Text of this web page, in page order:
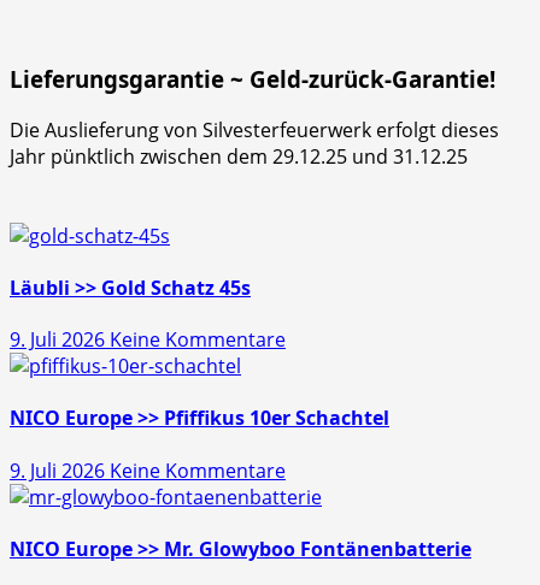
Lieferungsgarantie ~ Geld-zurück-Garantie!
Die Auslieferung von Silvesterfeuerwerk erfolgt dieses
Jahr pünktlich zwischen dem 29.12.25 und 31.12.25
Läubli >> Gold Schatz 45s
9. Juli 2026 Keine Kommentarezu
Gold
45s
NICO Europe >> Pfiffikus 10er Schachtel
9. Juli 2026 Keine Kommentarezu
NICO
>>
NICO Europe >> Mr. Glowyboo Fontänenbatterie